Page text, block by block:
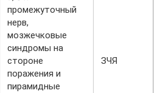
промежуточный
нерв,
мозжечковые
синдромы на
стороне
поражения и
пирамидные
ЗЧЯ